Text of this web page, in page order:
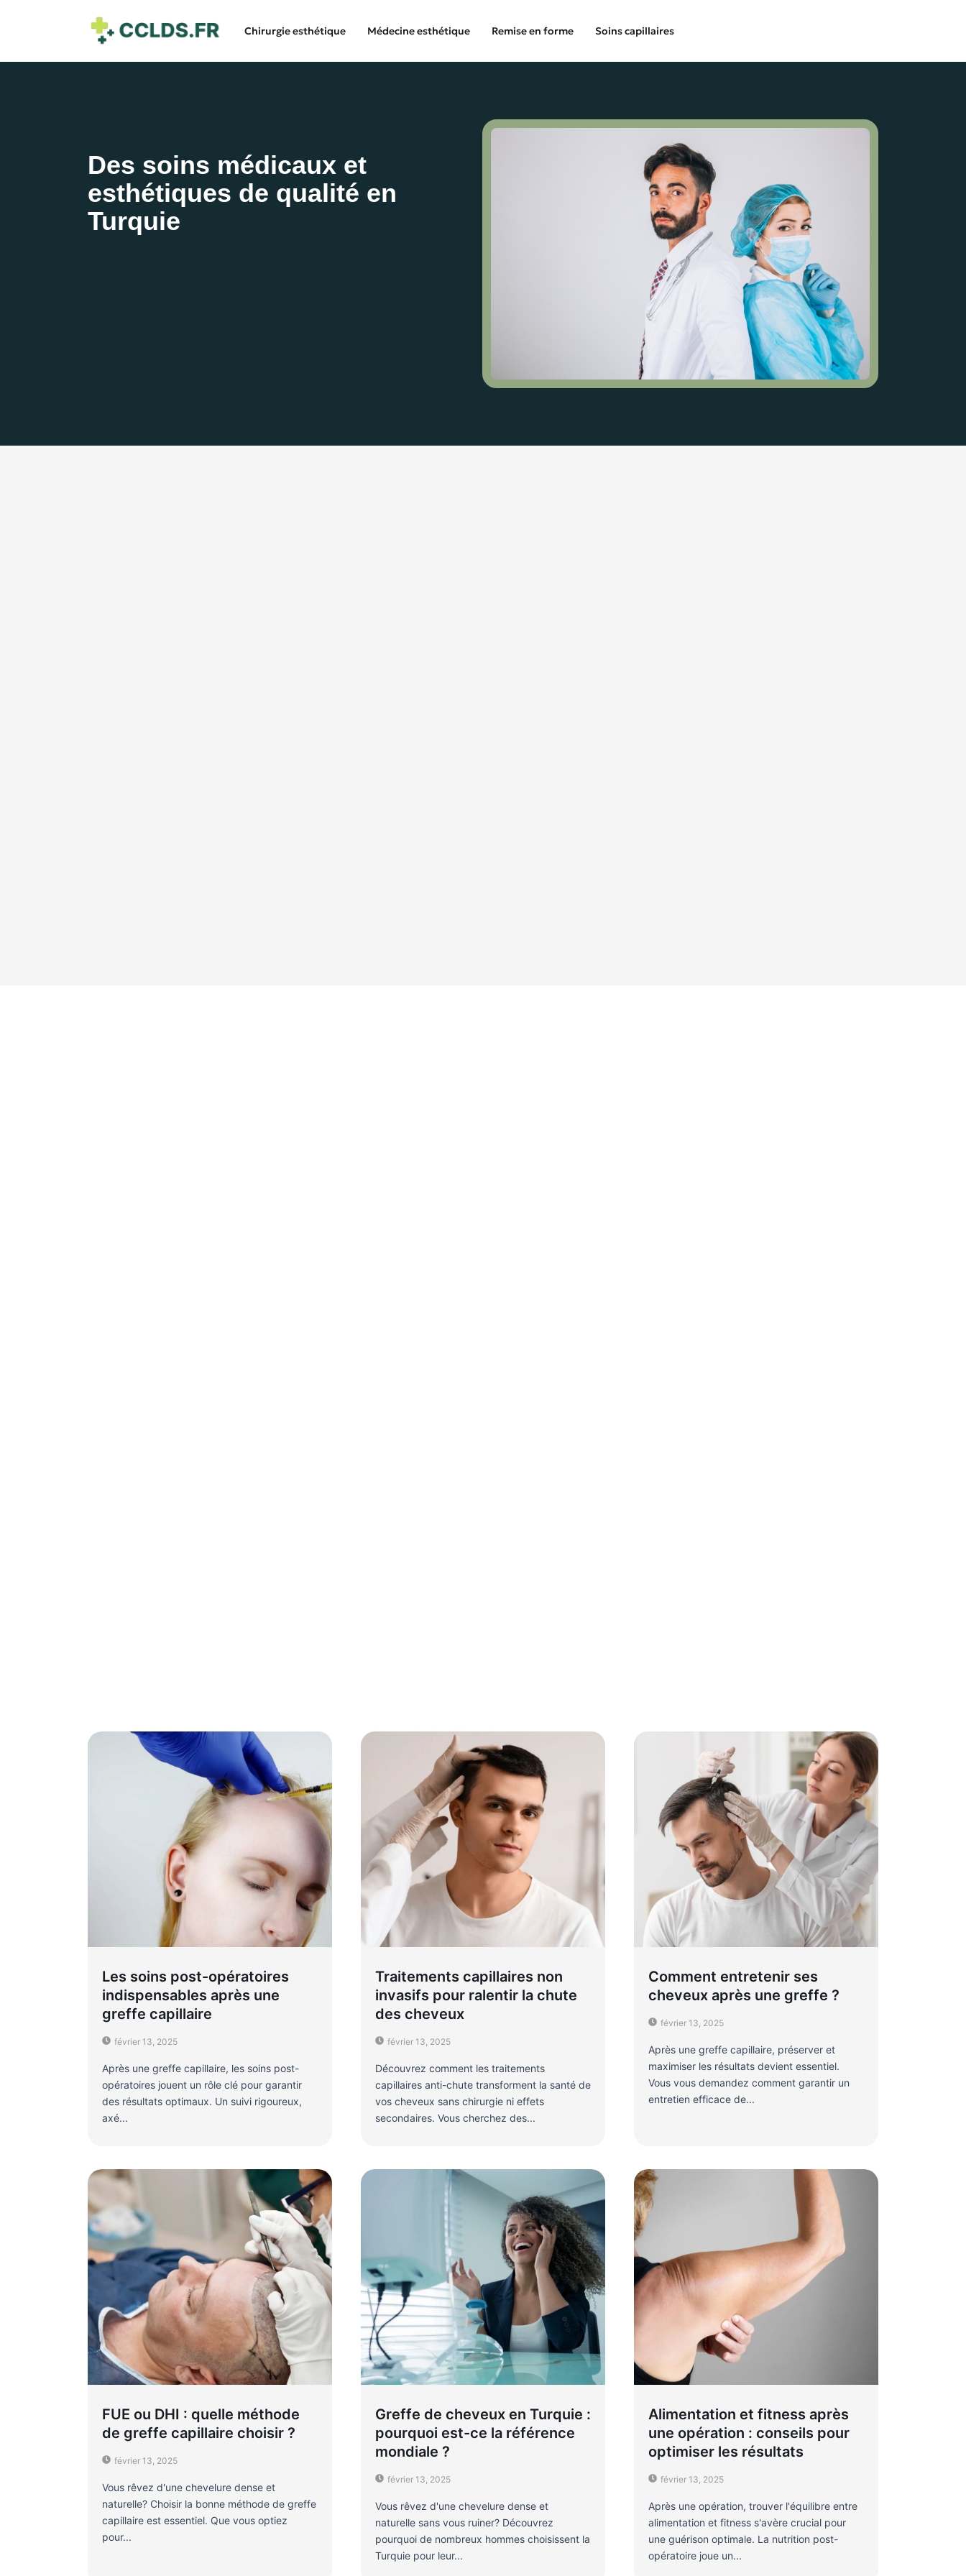
Chirurgie esthétique Médecine esthétique Remise en forme Soins capillaires
Des soins médicaux et
esthétiques de qualité en
Turquie
Les soins post-opératoires
indispensables après une
greffe capillaire
février 13, 2025
Après une greffe capillaire, les soins post-
opératoires jouent un rôle clé pour garantir
des résultats optimaux. Un suivi rigoureux,
axé...
Traitements capillaires non
invasifs pour ralentir la chute
des cheveux
février 13, 2025
Découvrez comment les traitements
capillaires anti-chute transforment la santé de
vos cheveux sans chirurgie ni effets
secondaires. Vous cherchez des...
Comment entretenir ses
cheveux après une greffe ?
février 13, 2025
Après une greffe capillaire, préserver et
maximiser les résultats devient essentiel.
Vous vous demandez comment garantir un
entretien efficace de...
FUE ou DHI : quelle méthode
de greffe capillaire choisir ?
février 13, 2025
Vous rêvez d'une chevelure dense et
naturelle? Choisir la bonne méthode de greffe
capillaire est essentiel. Que vous optiez
pour...
Greffe de cheveux en Turquie :
pourquoi est-ce la référence
mondiale ?
février 13, 2025
Vous rêvez d'une chevelure dense et
naturelle sans vous ruiner? Découvrez
pourquoi de nombreux hommes choisissent la
Turquie pour leur...
Alimentation et fitness après
une opération : conseils pour
optimiser les résultats
février 13, 2025
Après une opération, trouver l'équilibre entre
alimentation et fitness s'avère crucial pour
une guérison optimale. La nutrition post-
opératoire joue un...